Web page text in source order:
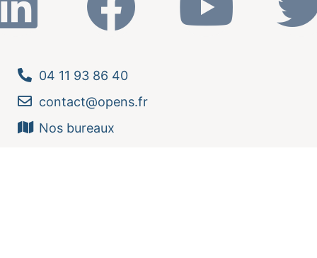
04 11 93 86 40
contact@opens.fr
Nos bureaux